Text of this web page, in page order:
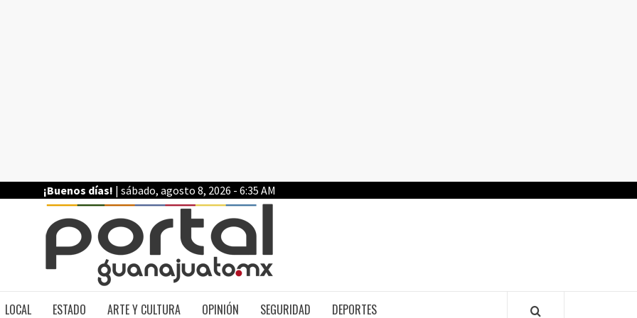
¡Buenos días! | sábado, agosto 8, 2026 - 6:35 AM
LOCAL ESTADO ARTE Y CULTURA OPINIÓN SEGURIDAD DEPORTES